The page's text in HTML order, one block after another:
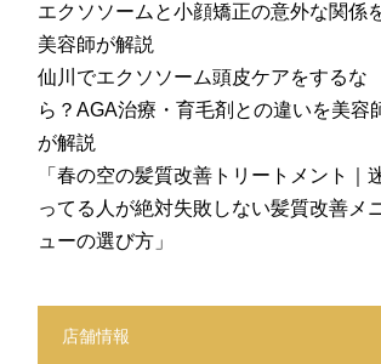
エクソソームと小顔矯正の意外な関係
美容師が解説
仙川でエクソソーム頭皮ケアをするな
ら？AGA治療・育毛剤との違いを美容
が解説
「春の空の髪質改善トリートメント｜
ってる人が絶対失敗しない髪質改善メ
ューの選び方」
店舗情報